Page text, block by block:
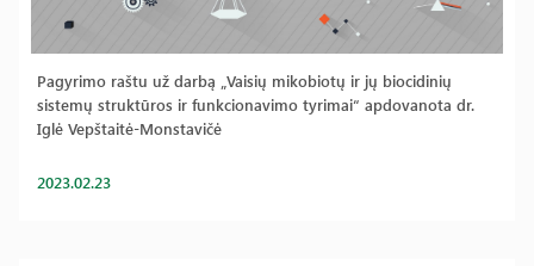
Pagyrimo raštu už darbą „Vaisių mikobiotų ir jų biocidinių
sistemų struktūros ir funkcionavimo tyrimai“ apdovanota dr.
Iglė Vepštaitė-Monstavičė
2023.02.23